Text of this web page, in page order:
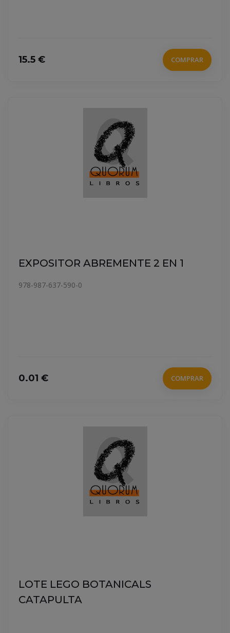
15.5 € COMPRAR
EXPOSITOR ABREMENTE 2 EN 1
978-987-637-590-0
0.01 € COMPRAR
LOTE LEGO BOTANICALS
CATAPULTA